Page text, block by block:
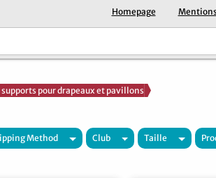
Homepage
pour drapeaux et pavillons
Method Club Taille